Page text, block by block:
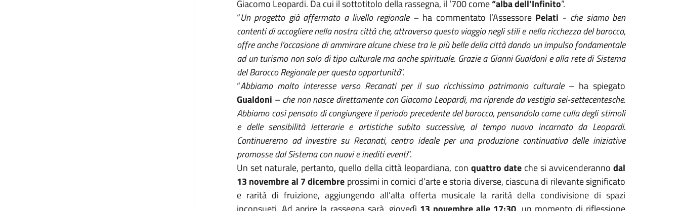
Giacomo Leopardi. Da cui il sottotitolo della rassegna, il ‘700 come“alba dell’Infinito”.
“Un progetto già affermato a livello regionale – ha commentato l’Assessore Pelati - che siamo ben
contenti di accogliere nella nostra città che, attraverso questo viaggio negli stili e nella ricchezza del barocco,
offre anche l’occasione di ammirare alcune chiese tra le più belle della città dando un impulso fondamentale
ad un turismo non solo di tipo culturale ma anche spirituale. Grazie a Gianni Gualdoni e alla rete di Sistema
del Barocco Regionale per questa opportunità”.
“Abbiamo molto interesse verso Recanati per il suo ricchissimo patrimonio culturale– ha spiegato
Gualdoni –che non nasce direttamente con Giacomo Leopardi, ma riprende da vestigia sei-settecentesche.
Abbiamo così pensato di congiungere il periodo precedente del barocco, pensandolo come culla degli stimoli
e delle sensibilità letterarie e artistiche subito successive, al tempo nuovo incarnato da Leopardi.
Continueremo ad investire su Recanati, centro ideale per una produzione continuativa delle iniziative
promosse dal Sistema con nuovi e inediti eventi”.
Un set naturale, pertanto, quello della città leopardiana, con quattro dateche si avvicenderannodal
13 novembre al 7 dicembre prossimi in cornici d’arte e storia diverse, ciascuna di rilevante significato
e rarità di fruizione, aggiungendo all’alta offerta musicale la rarità della condivisione di spazi